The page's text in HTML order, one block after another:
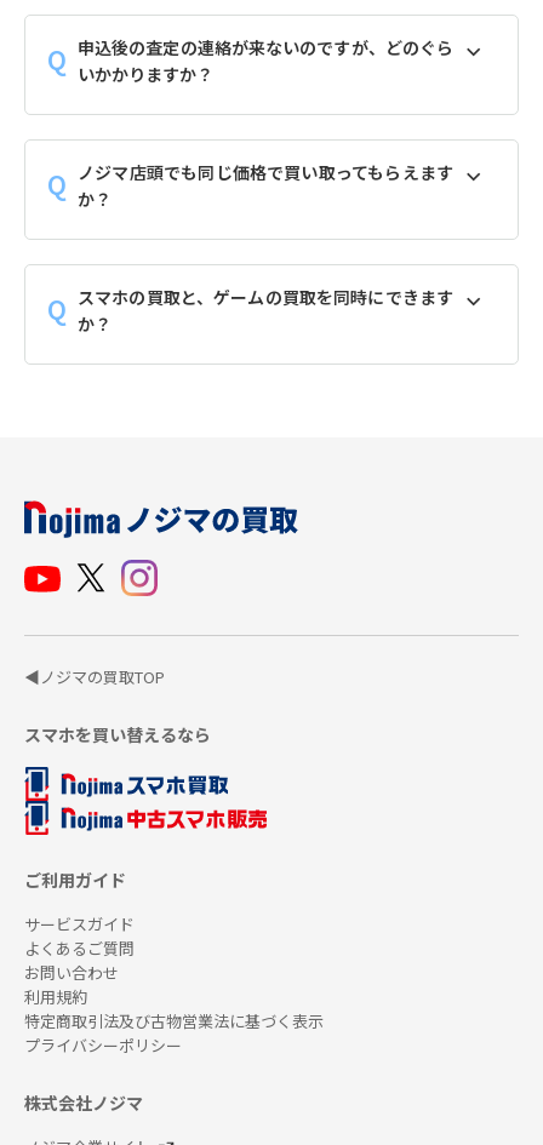
申込後の査定の連絡が来ないのですが、どのぐら
いかかりますか？
ノジマ店頭でも同じ価格で買い取ってもらえます
か？
スマホの買取と、ゲームの買取を同時にできます
か？
◀ノジマの買取TOP
スマホを買い替えるなら
ご利用ガイド
サービスガイド
よくあるご質問
お問い合わせ
利用規約
特定商取引法及び古物営業法に基づく表示
プライバシーポリシー
株式会社ノジマ